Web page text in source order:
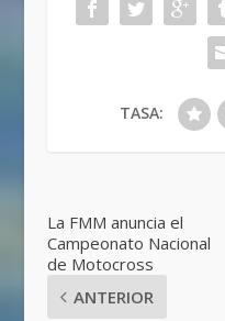
TASA:
La FMM anuncia el
Campeonato Nacional
de Motocross
ANTERIOR